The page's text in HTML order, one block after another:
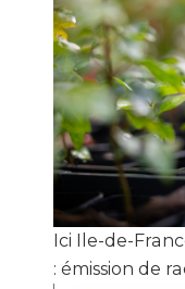
Ici Ile-de-
: émission de